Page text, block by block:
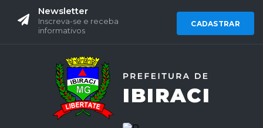
Newsletter
Inscreva-se e receba
informativos
CADASTRAR